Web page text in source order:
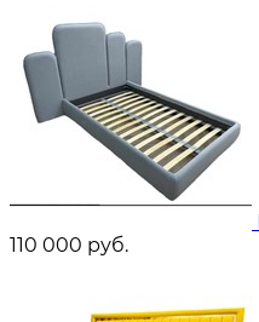
110 000 руб.